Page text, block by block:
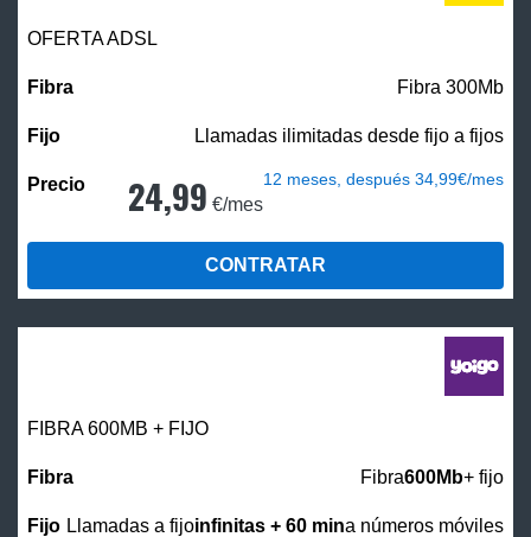
OFERTA ADSL
Fibra 300Mb
Llamadas ilimitadas desde fijo a fijos
24,99 €/mes
12 meses, después 34,99€/mes
CONTRATAR
FIBRA 600MB + FIJO
Fibra600Mb+ fijo
Llamadas a fijoinfinitas + 60 mina números móviles